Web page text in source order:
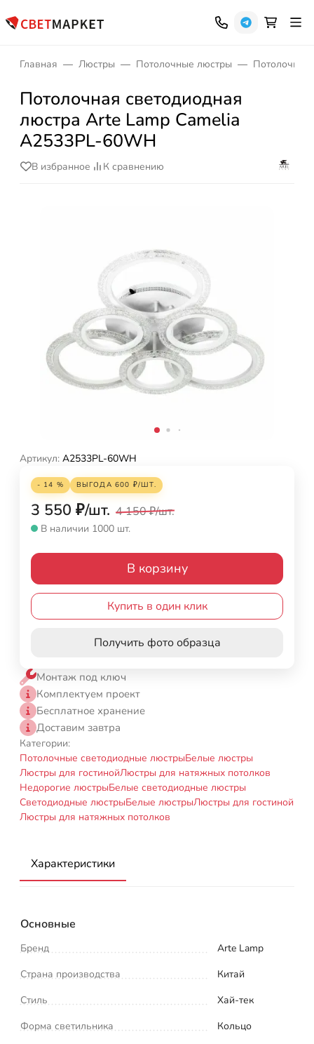
Главная Люстры Потолочные люстры Потолочные
Потолочная светодиодная
люстра Arte Lamp Camelia
A2533PL-60WH
В избранное К сравнению
Артикул: A2533PL-60WH
- 14 % ВЫГОДА 600 ₽/ШТ.
3 550 ₽/шт. 4 150₽/шт.
В наличии 1000 шт.
В корзину
Купить в один клик
Получить фото образца
Монтаж под ключ
Комплектуем проект
Бесплатное хранение
Доставим завтра
Категории:
Потолочные светодиодные люстрыБелые люстры
Люстры для гостинойЛюстры для натяжных потолков
Недорогие люстрыБелые светодиодные люстры
Светодиодные люстрыБелые люстрыЛюстры для гостиной
Люстры для натяжных потолков
Характеристики
Основные
Бренд
Arte Lamp
Страна производства
Китай
Стиль
Хай-тек
Форма светильника
Кольцо